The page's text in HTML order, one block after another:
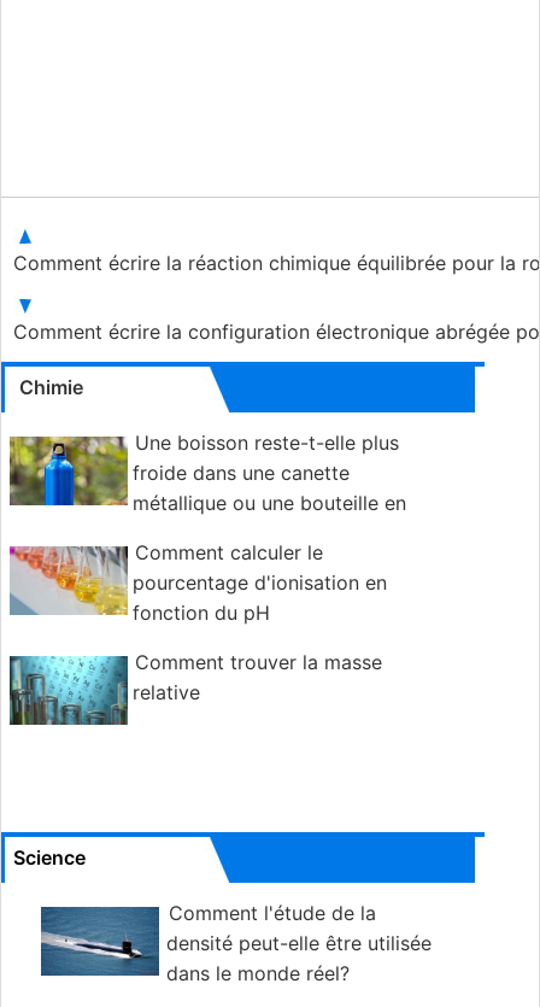
Comment écrire la réaction chimique équilibrée pour la
Comment écrire la configuration électronique abrégée
Chimie
Une boisson reste-t-elle plus
froide dans une canette
métallique ou une bouteille en
Comment calculer le
pourcentage d'ionisation en
fonction du pH
Comment trouver la masse
relative
Science
Comment l'étude de la
densité peut-elle être utilisée
dans le monde réel?